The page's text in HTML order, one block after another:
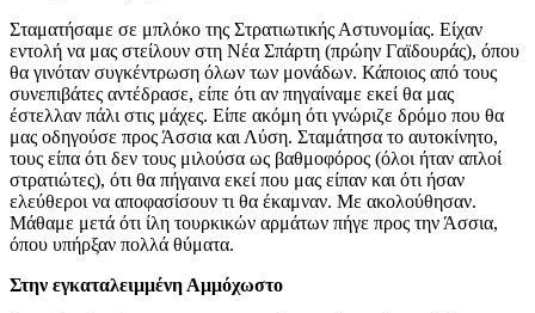
Σταματήσαμε σε μπλόκο της Στρατιωτικής Αστυνομίας. Είχαν
εντολή να μας στείλουν στη Νέα Σπάρτη (πρώην Γαϊδουράς), όπου
θα γινόταν συγκέντρωση όλων των μονάδων. Κάποιος από τους
συνεπιβάτες αντέδρασε, είπε ότι αν πηγαίναμε εκεί θα μας
έστελλαν πάλι στις μάχες. Είπε ακόμη ότι γνώριζε δρόμο που θα
μας οδηγούσε προς Άσσια και Λύση. Σταμάτησα το αυτοκίνητο,
τους είπα ότι δεν τους μιλούσα ως βαθμοφόρος (όλοι ήταν απλοί
στρατιώτες), ότι θα πήγαινα εκεί που μας είπαν και ότι ήσαν
ελεύθεροι να αποφασίσουν τι θα έκαμναν. Με ακολούθησαν.
Μάθαμε μετά ότι ίλη τουρκικών αρμάτων πήγε προς την Άσσια,
όπου υπήρξαν πολλά θύματα.
Στην εγκαταλειμμένη Αμμόχωστο